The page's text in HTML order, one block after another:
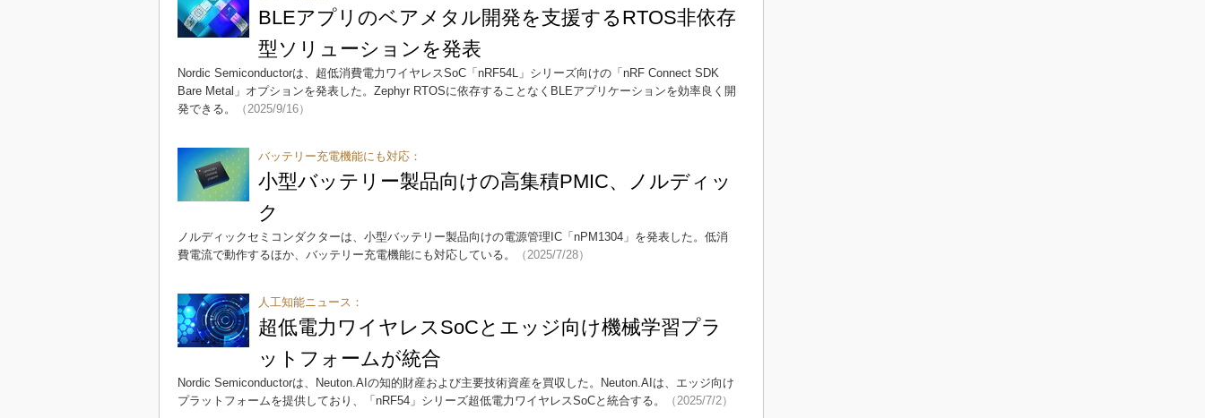
BLEアプリのベアメタル開発を支援するRTOS非依存
型ソリューションを発表
Nordic Semiconductorは、超低消費電力ワイヤレスSoC「nRF54L」シリーズ向けの「nRF Connect SDK
Bare Metal」オプションを発表した。Zephyr RTOSに依存することなくBLEアプリケーションを効率良く開
発できる。
（2025/9/16）
バッテリー充電機能にも対応：
小型バッテリー製品向けの高集積PMIC、ノルディッ
ク
ノルディックセミコンダクターは、小型バッテリー製品向けの電源管理IC「nPM1304」を発表した。低消
費電流で動作するほか、バッテリー充電機能にも対応している。
（2025/7/28）
人工知能ニュース：
超低電力ワイヤレスSoCとエッジ向け機械学習プラ
ットフォームが統合
Nordic Semiconductorは、Neuton.AIの知的財産および主要技術資産を買収した。Neuton.AIは、エッジ向け
プラットフォームを提供しており、「nRF54」シリーズ超低電力ワイヤレスSoCと統合する。
（2025/7/2）